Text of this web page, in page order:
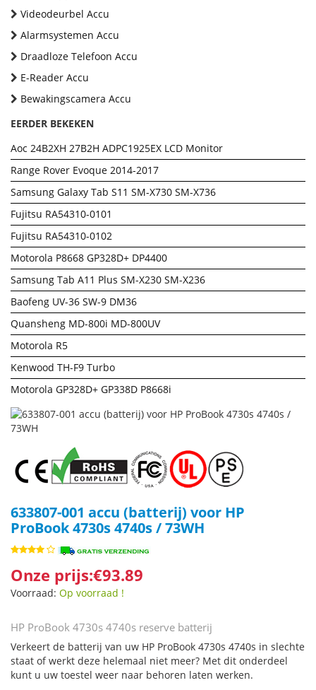
Videodeurbel Accu
Alarmsystemen Accu
Draadloze Telefoon Accu
E-Reader Accu
Bewakingscamera Accu
EERDER BEKEKEN
Aoc 24B2XH 27B2H ADPC1925EX LCD Monitor
Range Rover Evoque 2014-2017
Samsung Galaxy Tab S11 SM-X730 SM-X736
Fujitsu RA54310-0101
Fujitsu RA54310-0102
Motorola P8668 GP328D+ DP4400
Samsung Tab A11 Plus SM-X230 SM-X236
Baofeng UV-36 SW-9 DM36
Quansheng MD-800i MD-800UV
Motorola R5
Kenwood TH-F9 Turbo
Motorola GP328D+ GP338D P8668i
633807-001 accu (batterij) voor HP
ProBook 4730s 4740s / 73WH
Onze prijs:€93.89
Voorraad: Op voorraad !
HP ProBook 4730s 4740s reserve batterij
Verkeert de batterij van uw HP ProBook 4730s 4740s in slechte
staat of werkt deze helemaal niet meer? Met dit onderdeel
kunt u uw toestel weer naar behoren laten werken.